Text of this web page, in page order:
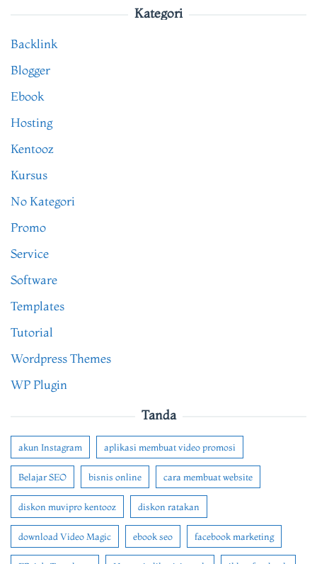
Kategori
Backlink
Blogger
Ebook
Hosting
Kentooz
Kursus
No Kategori
Promo
Service
Software
Templates
Tutorial
Wordpress Themes
WP Plugin
Tanda
akun Instagram aplikasi membuat video promosi
Belajar SEO bisnis online cara membuat website
diskon muvipro kentooz diskon ratakan
download Video Magic ebook seo facebook marketing